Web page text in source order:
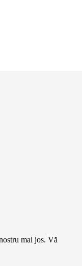
mai jos. Vă